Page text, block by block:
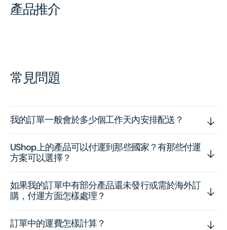
產品推介
常見問題
我的訂單一般會於多少個工作天內安排配送？
UShop上的產品可以付運到那些國家？有那些付運
方案可以選擇？
如果我的訂單中有部分產品還未發行或需於海外訂
購，付運方面怎樣處理？
訂單中的運費怎樣計算？